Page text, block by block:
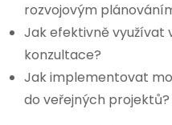
rozvojovým
Jak efektivně využívat
konzultace?
Jak implementovat
do veřejných projektů?